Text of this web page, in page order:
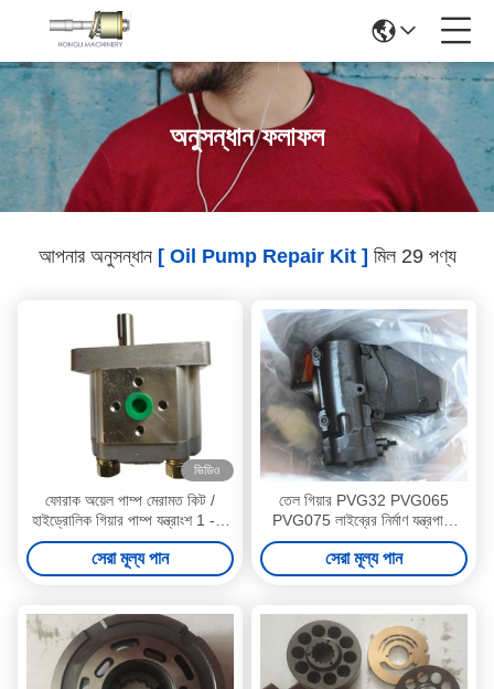
অনুসন্ধান ফলাফল
আপনার অনুসন্ধান [ Oil Pump Repair Kit ] মিল 29 পণ্য
ভিডিও
ফোরাক অয়েল পাম্প মেরামত কিট /
হাইড্রোলিক গিয়ার পাম্প যন্ত্রাংশ 1 - 3
কার্যদিবসের শিপিং
সেরা মূল্য পান
তেল গিয়ার PVG32 PVG065
PVG075 লাইব্রের নির্মাণ যন্ত্রপাতি
জন্য হাইড্রোলিক পাম্প মেরামত যন্ত্রাংশ
সেরা মূল্য পান